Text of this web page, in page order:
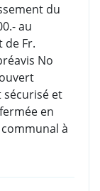
du
au
Fr.
No
sécurisé et
en
à